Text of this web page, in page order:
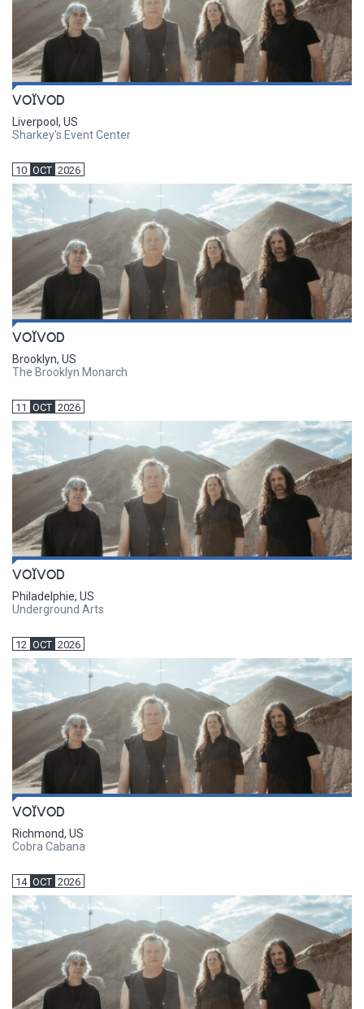
VOÏVOD
Liverpool, US
Sharkey's Event Center
10 OCT 2026
VOÏVOD
Brooklyn, US
The Brooklyn Monarch
11 OCT 2026
VOÏVOD
Philadelphie, US
Underground Arts
12 OCT 2026
VOÏVOD
Richmond, US
Cobra Cabana
14 OCT 2026